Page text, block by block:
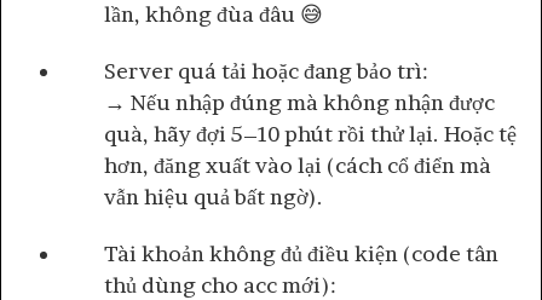
lần, không đùa đâu 😅
Server quá tải hoặc đang bảo trì:
→ Nếu nhập đúng mà không nhận được
quà, hãy đợi 5–10 phút rồi thử lại. Hoặc tệ
hơn, đăng xuất vào lại (cách cổ điển mà
vẫn hiệu quả bất ngờ).
Tài khoản không đủ điều kiện (code tân
thủ dùng cho acc mới):